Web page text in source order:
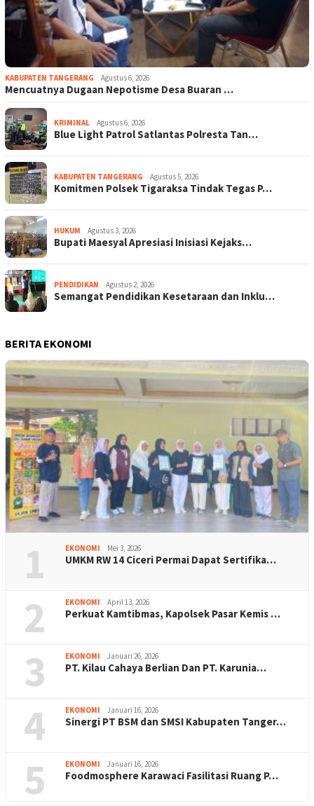
KABUPATEN TANGERANG Agustus 6, 2026
Mencuatnya Dugaan Nepotisme Desa Buaran …
KRIMINAL Agustus 6, 2026
Blue Light Patrol Satlantas Polresta Tan…
KABUPATEN TANGERANG Agustus 5, 2026
Komitmen Polsek Tigaraksa Tindak Tegas P…
HUKUM Agustus 3, 2026
Bupati Maesyal Apresiasi Inisiasi Kejaks…
PENDIDIKAN Agustus 2, 2026
Semangat Pendidikan Kesetaraan dan Inklu…
BERITA EKONOMI
1 EKONOMI Mei 3, 2026
UMKM RW 14 Ciceri Permai Dapat Sertifika…
2 EKONOMI April 13, 2026
Perkuat Kamtibmas, Kapolsek Pasar Kemis …
3 EKONOMI Januari 26, 2026
PT. Kilau Cahaya Berlian Dan PT. Karunia…
4 EKONOMI Januari 16, 2026
Sinergi PT BSM dan SMSI Kabupaten Tanger…
5 EKONOMI Januari 16, 2026
Foodmosphere Karawaci Fasilitasi Ruang P…